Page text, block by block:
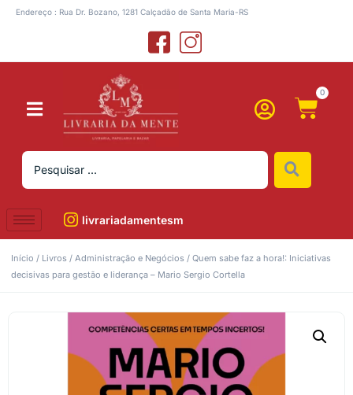
Endereço : Rua Dr. Bozano, 1281 Calçadão de Santa Maria-RS
0
livrariadamentesm
Início / Livros / Administração e Negócios / Quem sabe faz a hora!: Iniciativas
decisivas para gestão e liderança – Mario Sergio Cortella